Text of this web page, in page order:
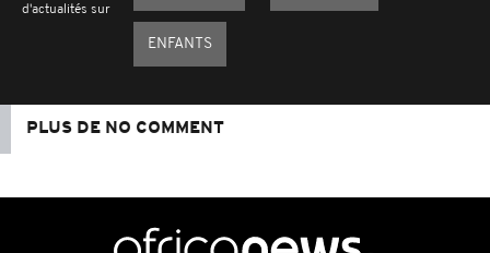
d'actualités sur
ENFANTS
PLUS DE NO COMMENT